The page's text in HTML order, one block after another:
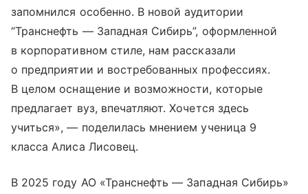
запомнился особенно. В новой аудитории
“Транснефть — Западная Сибирь”, оформленной
в корпоративном стиле, нам рассказали
о предприятии и востребованных профессиях.
В целом оснащение и возможности, которые
предлагает вуз, впечатляют. Хочется здесь
учиться», — поделилась мнением ученица 9
класса Алиса Лисовец.
В 2025 году АО «Транснефть — Западная Сибирь»